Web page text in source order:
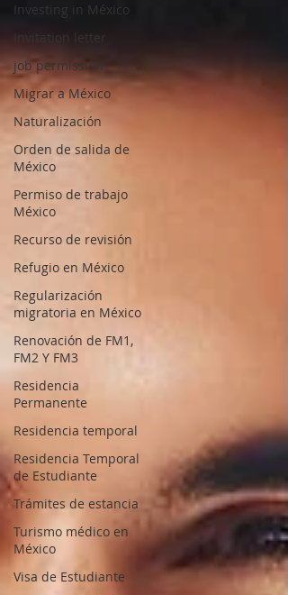
Investing in México
Invitation letter
job permission
Migrar a México
Naturalización
Orden de salida de
México
Permiso de trabajo
México
Recurso de revisión
Refugio en México
Regularización
migratoria en México
Renovación de FM1,
FM2 Y FM3
Residencia
Permanente
Residencia temporal
Residencia Temporal
de Estudiante
Trámites de estancia
Turismo médico en
México
Visa de Estudiante